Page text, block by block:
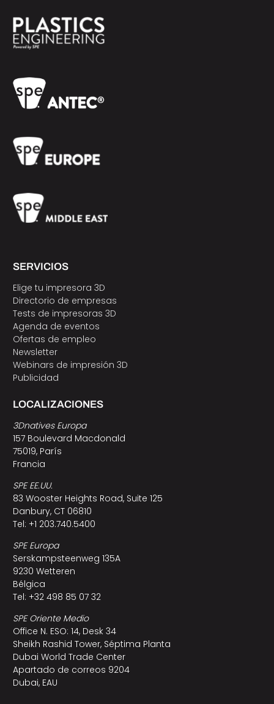
SERVICIOS
Elige tu impresora 3D
Directorio de empresas
Tests de impresoras 3D
Agenda de eventos
Ofertas de empleo
Newsletter
Webinars de impresión 3D
Publicidad
LOCALIZACIONES
3Dnatives Europa
157 Boulevard Macdonald
75019, París
Francia
SPE EE.UU.
83 Wooster Heights Road, Suite 125
Danbury, CT 06810
Tel: +1 203.740.5400
SPE Europa
Serskampsteenweg 135A
9230 Wetteren
Bélgica
Tel: +32 498 85 07 32
SPE Oriente Medio
Office N. ESO: 14, Desk 34
Sheikh Rashid Tower, Séptima Planta
Dubai World Trade Center
Apartado de correos 9204
Dubai, EAU